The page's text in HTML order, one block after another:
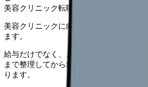
美容クリニック転職
美容クリニックに向いているか、条件と
ます。
給与だけでなく、ノルマ、土日勤務、教
まで整理してから求人を見た方がミスマ
ります。